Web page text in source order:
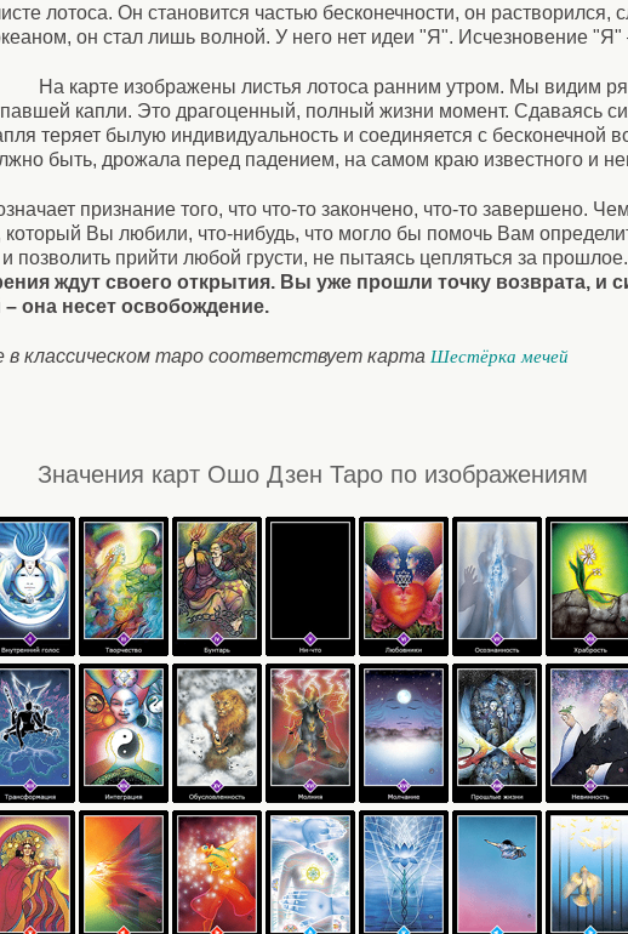
лотоса. Он становится частью бесконечности, он растворился,
он стал лишь волной. У него нет идеи "Я". Исчезновение "Я"
На карте изображены листья лотоса ранним утром. Мы видим
капли. Это драгоценный, полный жизни момент. Сдаваясь
теряет былую индивидуальность и соединяется с бесконечной
быть, дрожала перед падением, на самом краю известного и
признание того, что что-то закончено, что-то завершено.
Вы любили, что-нибудь, что могло бы помочь Вам
позволить прийти любой грусти, не пытаясь цепляться за прошлое.
ждут своего открытия. Вы уже прошли точку возврата, и
она несет освобождение.
классическом таро соответствует карта Шестёрка мечей
Значения карт Ошо Дзен Таро по изображениям